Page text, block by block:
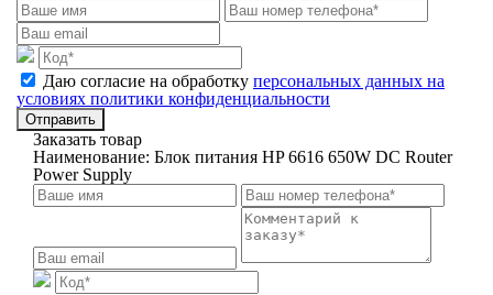
Даю согласие на обработку персональных данных на
условиях политики конфиденциальности
Отправить
Заказать товар
Наименование: Блок питания HP 6616 650W DC Router
Power Supply